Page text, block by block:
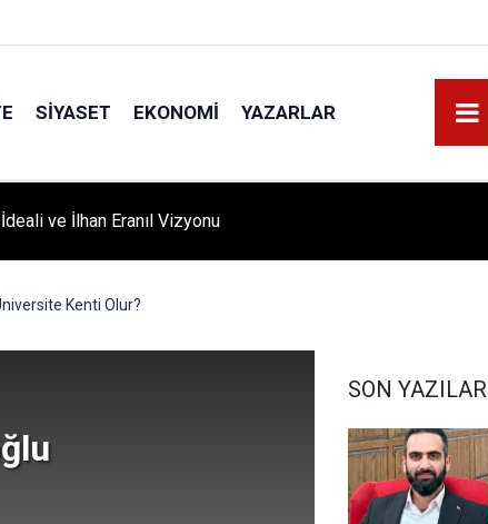
SIYASET EKONOMI YAZARLAR
COŞKUSU: Kursiyerler Gönüllerince Eğlendi!
Kenti Olur?
SON YAZILAR